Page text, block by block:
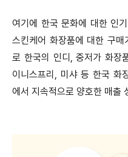
여기에 한국 문화에 대한 인
스킨케어 화장품에 대한 구
로 한국의 인디, 중저가 화장
이니스프리, 미샤 등 한국 화
에서 지속적으로 양호한 매출